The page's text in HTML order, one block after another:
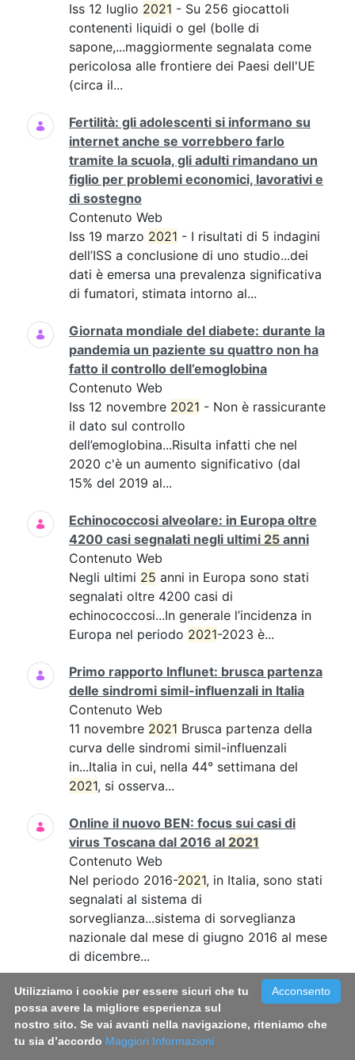
Iss 12 luglio 2021 - Su 256 giocattoli
contenenti liquidi o gel (bolle di
sapone,...maggiormente segnalata come
pericolosa alle frontiere dei Paesi dell'UE
(circa il...
Fertilità: gli adolescenti si informano su
internet anche se vorrebbero farlo
tramite la scuola, gli adulti rimandano un
figlio per problemi economici, lavorativi e
di sostegno
Contenuto Web
Iss 19 marzo 2021 - I risultati di 5 indagini
dell’ISS a conclusione di uno studio...dei
dati è emersa una prevalenza significativa
di fumatori, stimata intorno al...
Giornata mondiale del diabete: durante la
pandemia un paziente su quattro non ha
fatto il controllo dell’emoglobina
Contenuto Web
Iss 12 novembre 2021 - Non è rassicurante
il dato sul controllo
dell’emoglobina...Risulta infatti che nel
2020 c'è un aumento significativo (dal
15% del 2019 al...
Echinococcosi alveolare: in Europa oltre
4200 casi segnalati negli ultimi 25 anni
Contenuto Web
Negli ultimi 25 anni in Europa sono stati
segnalati oltre 4200 casi di
echinococcosi...In generale l’incidenza in
Europa nel periodo 2021-2023 è...
Primo rapporto Influnet: brusca partenza
delle sindromi simil-influenzali in Italia
Contenuto Web
11 novembre 2021 Brusca partenza della
curva delle sindromi simil-influenzali
in...Italia in cui, nella 44° settimana del
2021, si osserva...
Online il nuovo BEN: focus sui casi di
virus Toscana dal 2016 al 2021
Contenuto Web
Nel periodo 2016-2021, in Italia, sono stati
segnalati al sistema di
sorveglianza...sistema di sorveglianza
nazionale dal mese di giugno 2016 al mese
di dicembre...
Long Covid: le donne sembrano più
colpite. Una sfida per la medicina di
genere
Contenuto Web
Acconsento
Utilizziamo i cookie per essere sicuri che tu
possa avere la migliore esperienza sul
nostro sito. Se vai avanti nella navigazione, riteniamo che
tu sia d’accordo Maggiori Informazioni